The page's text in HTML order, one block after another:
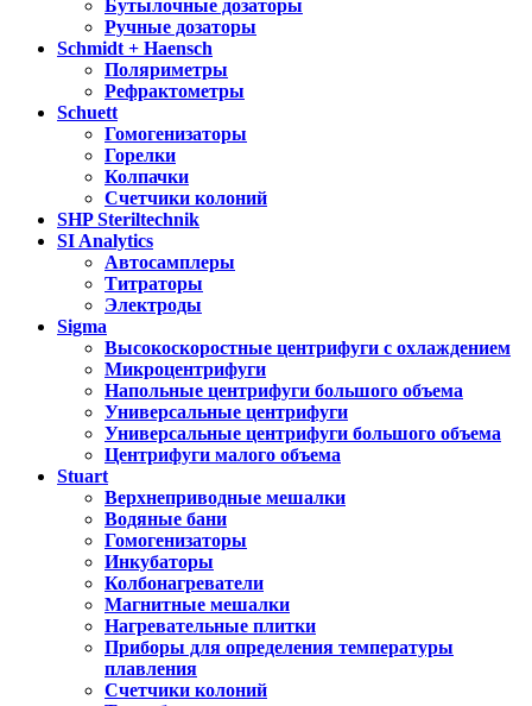
Бутылочные дозаторы
Ручные дозаторы
Schmidt + Haensch
Поляриметры
Рефрактометры
Schuett
Гомогенизаторы
Горелки
Колпачки
Счетчики колоний
SHP Steriltechnik
SI Analytics
Автосамплеры
Титраторы
Электроды
Sigma
Высокоскоростные центрифуги с охлаждением
Микроцентрифуги
Напольные центрифуги большого объема
Универсальные центрифуги
Универсальные центрифуги большого объема
Центрифуги малого объема
Stuart
Верхнеприводные мешалки
Водяные бани
Гомогенизаторы
Инкубаторы
Колбонагреватели
Магнитные мешалки
Нагревательные плитки
Приборы для определения температуры
плавления
Счетчики колоний